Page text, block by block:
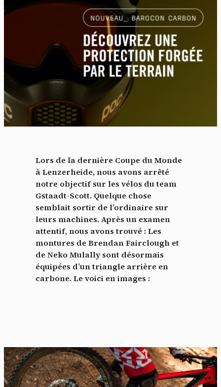
Lors de la dernière Coupe du Monde
à Lenzerheide, nous avons arrêté
notre objectif sur les vélos du team
Gstaadt-Scott. Quelque chose
semblait sortir de l’ordinaire sur
leurs machines. Après un examen
attentif, nous avons trouvé : Les
montures de Brendan Fairclough et
de Neko Mulally sont désormais
équipées d’un triangle arrière en
carbone. Le voici en images :